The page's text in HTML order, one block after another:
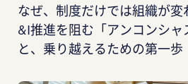
なぜ、制度だけでは組織が変
&I推進を阻む「アンコンシャ
と、乗り越えるための第一歩